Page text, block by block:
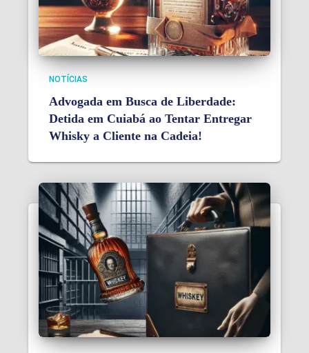
NOTÍCIAS
Advogada em Busca de Liberdade:
Detida em Cuiabá ao Tentar Entregar
Whisky a Cliente na Cadeia!